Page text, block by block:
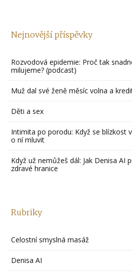
Nejnovější příspěvky
Rozvodová epidemie: Proč tak
milujeme? (podcast)
Muž dal své ženě měsíc volna a
Děti a sex
Intimita po porodu: Když se blízkost
o ní mluvit
Když už nemůžeš dál: Jak Denisa AI
zdravé hranice
Rubriky
Celostní smyslná masáž
Denisa AI